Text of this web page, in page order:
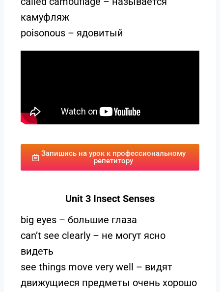
камуфляж
poisonous – ядовитый
Запишись на урок к профессиональному
репетитору
Unit 3 Insect Senses
big eyes – большие глаза
can’t see clearly – не могут ясно
видеть
see things move very well – видят
движущиеся предметы очень хорошо